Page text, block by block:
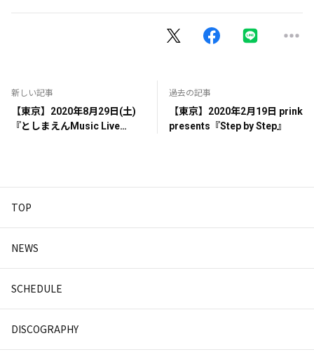
新しい記事
【東京】2020年8月29日(土)
『としまえんMusic Live
過去の記事
【東京】2020年2月19日 prink
presents『Step by Step』
TOP
NEWS
SCHEDULE
DISCOGRAPHY